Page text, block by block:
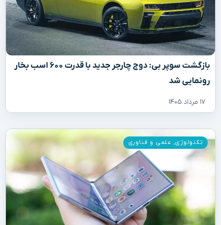
بازگشت سوپر بی: دوج چارجر جدید با قدرت ۶۰۰ اسب بخار
رونمایی شد
۱۷ مرداد ۱۴۰۵
تکنولوژی, علمی و فناوری